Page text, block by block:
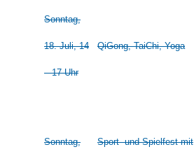
Sonntag,
18. Juli, 14
– 17 Uhr
QiGong, TaiChi, Yoga
Sonntag, Sport- und Spielfest mit